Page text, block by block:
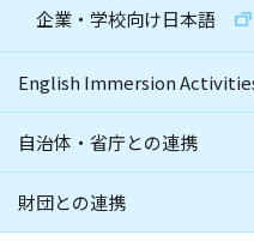
企業・学校向け日本語
English Immersion
自治体・省庁との連携
財団との連携